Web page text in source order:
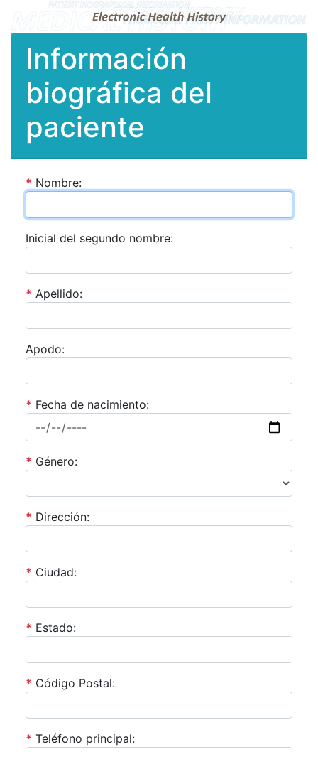
Información
biográfica del
paciente
* Nombre:
Inicial del segundo nombre:
* Apellido:
Apodo:
* Fecha de nacimiento:
* Género:
* Dirección:
* Ciudad:
* Estado:
* Código Postal:
* Teléfono principal: